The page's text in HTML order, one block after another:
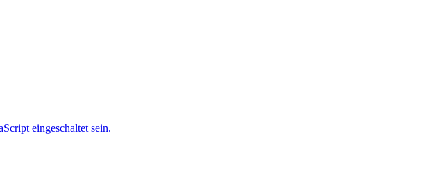
eingeschaltet sein.